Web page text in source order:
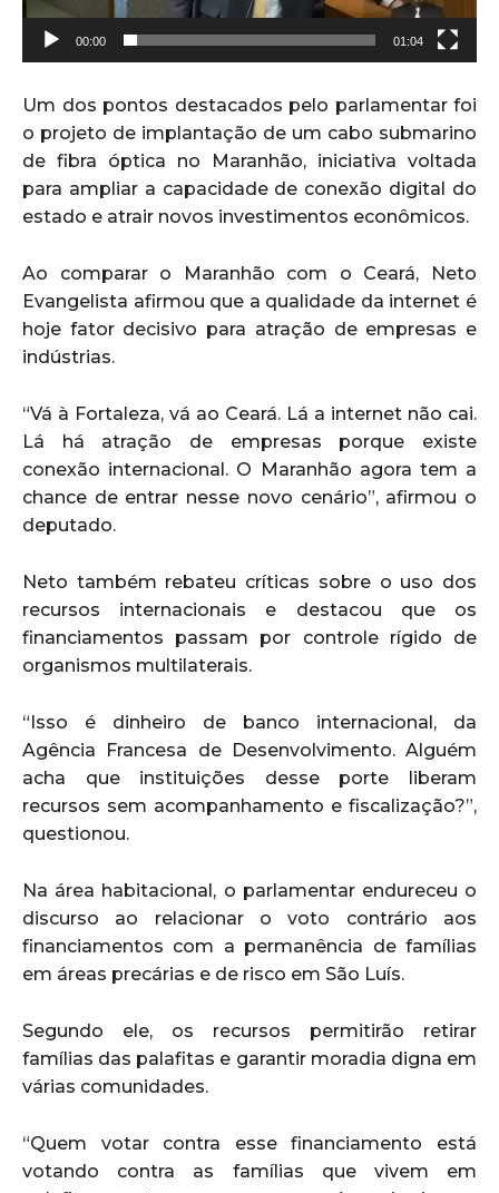
00:00 01:04
Um dos pontos destacados pelo parlamentar foi
o projeto de implantação de um cabo submarino
de fibra óptica no Maranhão, iniciativa voltada
para ampliar a capacidade de conexão digital do
estado e atrair novos investimentos econômicos.
Ao comparar o Maranhão com o Ceará, Neto
Evangelista afirmou que a qualidade da internet é
hoje fator decisivo para atração de empresas e
indústrias.
“Vá à Fortaleza, vá ao Ceará. Lá a internet não cai.
Lá há atração de empresas porque existe
conexão internacional. O Maranhão agora tem a
chance de entrar nesse novo cenário”, afirmou o
deputado.
Neto também rebateu críticas sobre o uso dos
recursos internacionais e destacou que os
financiamentos passam por controle rígido de
organismos multilaterais.
“Isso é dinheiro de banco internacional, da
Agência Francesa de Desenvolvimento. Alguém
acha que instituições desse porte liberam
recursos sem acompanhamento e fiscalização?”,
questionou.
Na área habitacional, o parlamentar endureceu o
discurso ao relacionar o voto contrário aos
financiamentos com a permanência de famílias
em áreas precárias e de risco em São Luís.
Segundo ele, os recursos permitirão retirar
famílias das palafitas e garantir moradia digna em
várias comunidades.
“Quem votar contra esse financiamento está
votando contra as famílias que vivem em